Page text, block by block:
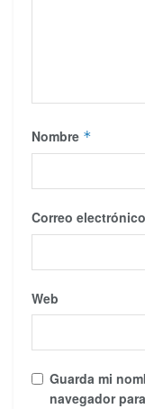
Nombre *
Correo electrónico
Web
Guarda mi
navegador